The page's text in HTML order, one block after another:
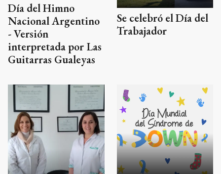
Día del Himno
Nacional Argentino
- Versión
interpretada por Las
Guitarras Gualeyas
Se celebró el Día del
Trabajador